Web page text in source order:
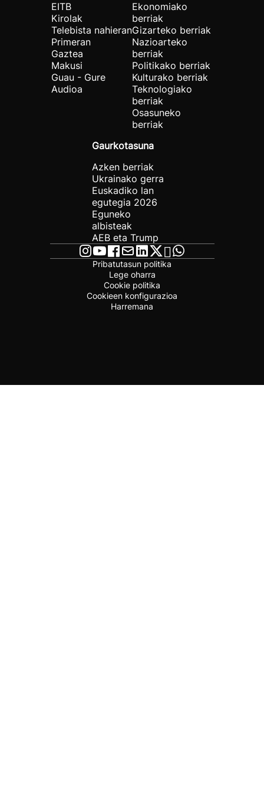
EITB
Kirolak
Telebista nahieran
Primeran
Gaztea
Makusi
Guau - Gure
Audioa
Ekonomiako
berriak
Gizarteko berriak
Nazioarteko
berriak
Politikako berriak
Kulturako berriak
Teknologiako
berriak
Osasuneko
berriak
Gaurkotasuna
Azken berriak
Ukrainako gerra
Euskadiko lan
egutegia 2026
Eguneko
albisteak
AEB eta Trump
Pribatutasun politika
Lege oharra
Cookie politika
Cookieen konfigurazioa
Harremana